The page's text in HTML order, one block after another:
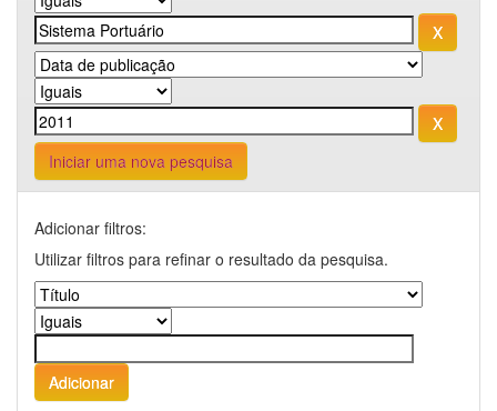
Iniciar uma nova pesquisa
Adicionar filtros:
Utilizar filtros para refinar o resultado da pesquisa.